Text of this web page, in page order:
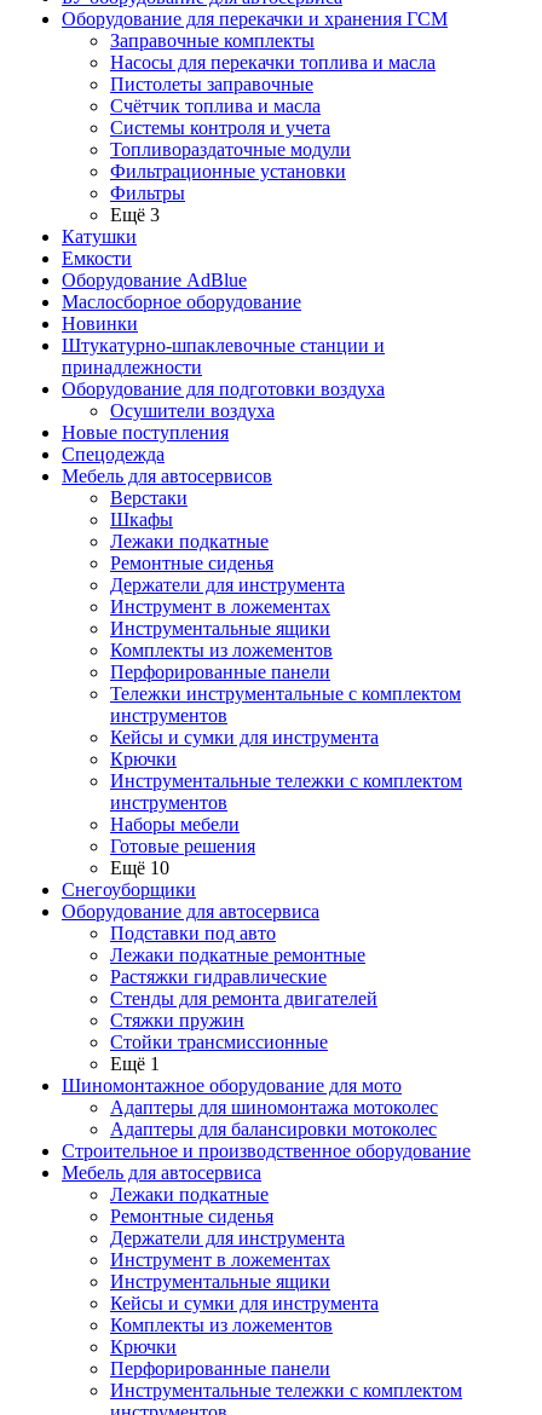
Оборудование для перекачки и хранения ГСМ
Заправочные комплекты
Насосы для перекачки топлива и масла
Пистолеты заправочные
Счётчик топлива и масла
Системы контроля и учета
Топливораздаточные модули
Фильтрационные установки
Фильтры
Ещё 3
Катушки
Емкости
Оборудование AdBlue
Маслосборное оборудование
Новинки
Штукатурно-шпаклевочные станции и
принадлежности
Оборудование для подготовки воздуха
Осушители воздуха
Новые поступления
Спецодежда
Мебель для автосервисов
Верстаки
Шкафы
Лежаки подкатные
Ремонтные сиденья
Держатели для инструмента
Инструмент в ложементах
Инструментальные ящики
Комплекты из ложементов
Перфорированные панели
Тележки инструментальные с комплектом
инструментов
Кейсы и сумки для инструмента
Крючки
Инструментальные тележки с комплектом
инструментов
Наборы мебели
Готовые решения
Ещё 10
Снегоуборщики
Оборудование для автосервиса
Подставки под авто
Лежаки подкатные ремонтные
Растяжки гидравлические
Стенды для ремонта двигателей
Стяжки пружин
Стойки трансмиссионные
Ещё 1
Шиномонтажное оборудование для мото
Адаптеры для шиномонтажа мотоколес
Адаптеры для балансировки мотоколес
Строительное и производственное оборудование
Мебель для автосервиса
Лежаки подкатные
Ремонтные сиденья
Держатели для инструмента
Инструмент в ложементах
Инструментальные ящики
Кейсы и сумки для инструмента
Комплекты из ложементов
Крючки
Перфорированные панели
Инструментальные тележки с комплектом